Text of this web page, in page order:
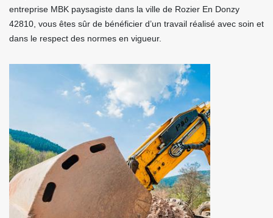
entreprise MBK paysagiste dans la ville de Rozier En Donzy
42810, vous êtes sûr de bénéficier d’un travail réalisé avec soin et
dans le respect des normes en vigueur.